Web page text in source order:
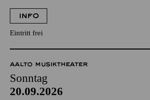
INFO
Eintritt frei
AALTO MUSIKTHEATER
Sonntag
20.09.2026